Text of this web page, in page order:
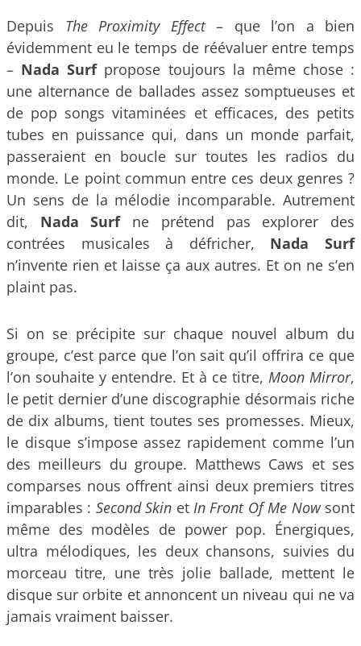
Depuis The Proximity Effect– que l’on a bien
évidemment eu le temps de réévaluer entre temps
– Nada Surf propose toujours la même chose :
une alternance de ballades assez somptueuses et
de pop songs vitaminées et efficaces, des petits
tubes en puissance qui, dans un monde parfait,
passeraient en boucle sur toutes les radios du
monde. Le point commun entre ces deux genres ?
Un sens de la mélodie incomparable. Autrement
dit, Nada Surf ne prétend pas explorer des
contrées musicales à défricher, Nada Surf
n’invente rien et laisse ça aux autres. Et on ne s’en
plaint pas.
Si on se précipite sur chaque nouvel album du
groupe, c’est parce que l’on sait qu’il offrira ce que
l’on souhaite y entendre. Et à ce titre, Moon Mirror,
le petit dernier d’une discographie désormais riche
de dix albums, tient toutes ses promesses. Mieux,
le disque s’impose assez rapidement comme l’un
des meilleurs du groupe. Matthews Caws et ses
comparses nous offrent ainsi deux premiers titres
imparables : Second Skin etIn Front Of Me Nowsont
même des modèles de power pop. Énergiques,
ultra mélodiques, les deux chansons, suivies du
morceau titre, une très jolie ballade, mettent le
disque sur orbite et annoncent un niveau qui ne va
jamais vraiment baisser.